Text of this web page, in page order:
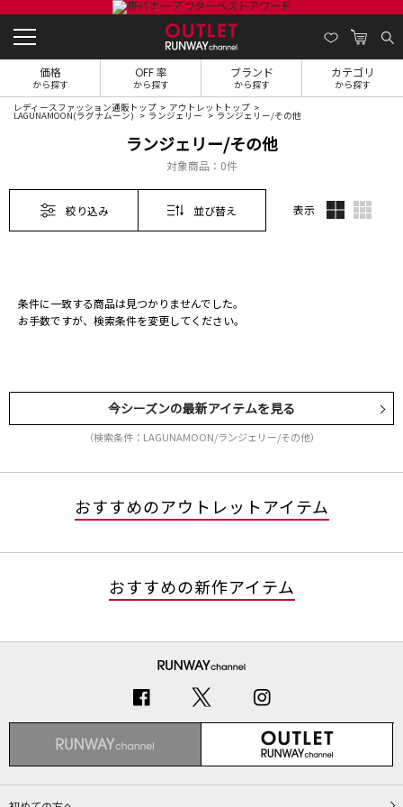
価格
から探す
OFF 率
から探す
ブランド
から探す
カテゴリ
から探す
レディースファッション通販トップ アウトレットトップ
LAGUNAMOON(ラグナムーン) ランジェリー ランジェリー/その他
ランジェリー/その他
対象商品： 0件
絞り込み 並び替え 表示
条件に一致する商品は見つかりませんでした。
お手数ですが、検索条件を変更してください。
今シーズンの最新アイテムを見る
（検索条件：LAGUNAMOON/ランジェリー/その他）
おすすめのアウトレットアイテム
おすすめの新作アイテム